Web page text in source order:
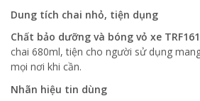
Dung tích chai nhỏ, tiện dụng
Chất bảo dưỡng và bóng vỏ xe
chai 680ml, tiện cho người sử dụng
mọi nơi khi cần.
Nhãn hiệu tin dùng